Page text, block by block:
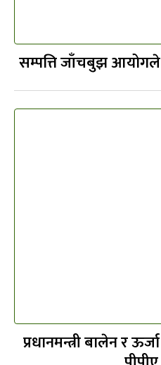
सम्पत्ति जाँचबुझ
प्रधानमन्त्री बालेन र